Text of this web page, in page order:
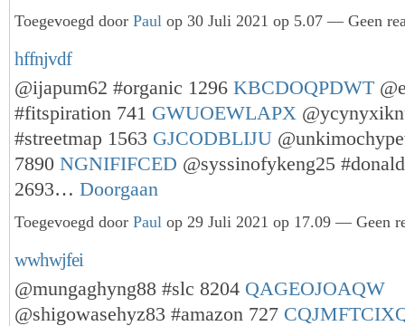
Toegevoegd door Paul op 30 Juli 2021 op 5.07 — Geen
hffnjvdf
@ijapum62 #organic 1296 KBCDOQPDWT
#fitspiration 741 GWUOEWLAPX
#streetmap 1563 GJCODBLIJU
7890 NGNIFIFCED @syssinofykeng25
2693… Doorgaan
Toegevoegd door Paul op 29 Juli 2021 op 17.09 — Geen
wwhwjfei
@mungaghyng88 #slc 8204 QAGEOJOAQW
@shigowasehyz83 #amazon 727